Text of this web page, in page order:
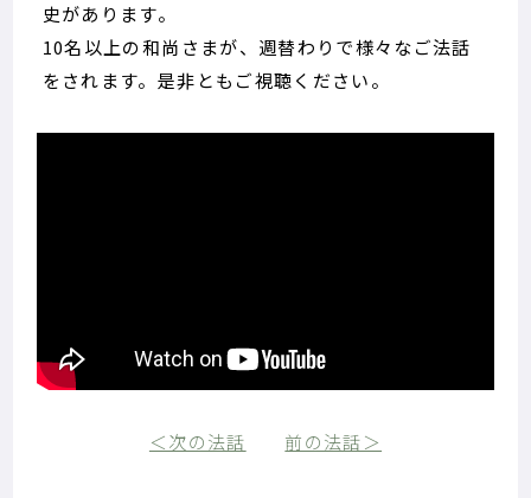
史があります。
10名以上の和尚さまが、週替わりで様々なご法話
をされます。是非ともご視聴ください。
＜次の法話 前の法話＞